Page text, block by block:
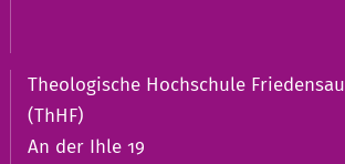
Theologische Hochschule Friedensau
(ThHF)
An der Ihle 19